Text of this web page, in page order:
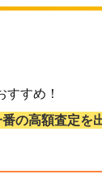
すめ！
の高額査定を